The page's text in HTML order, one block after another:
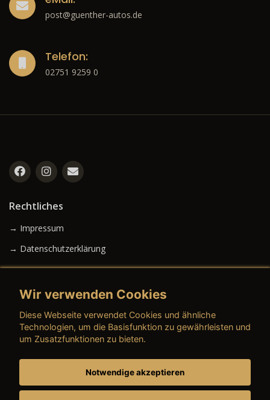
post@guenther-autos.de
Telefon:
02751 9259 0
Rechtliches
→ Impressum
→ Datenschutzerklärung
→ AGB (Gebrauchtwagen)
→ AGB (Teile & Zubehör)
Wir verwenden Cookies
Diese Webseite verwendet Cookies und ähnliche
Technologien, um die Basisfunktion zu gewährleisten und
um Zusatzfunktionen zu bieten.
Notwendige akzeptieren